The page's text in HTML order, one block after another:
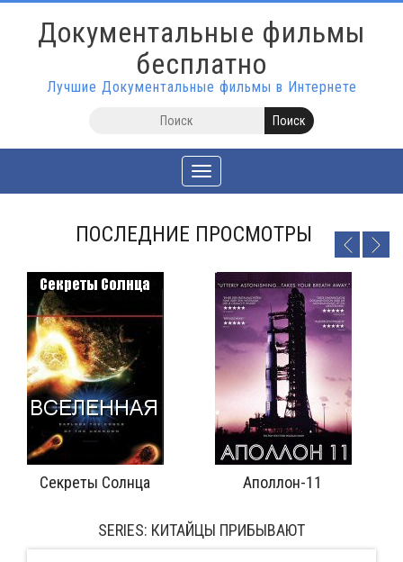
Документальные фильмы
бесплатно
Лучшие Документальные фильмы в Интернете
Toggle
navigation
ПОСЛЕДНИЕ ПРОСМОТРЫ
Секреты Солнца Аполлон-11
SERIES: КИТАЙЦЫ ПРИБЫВАЮТ